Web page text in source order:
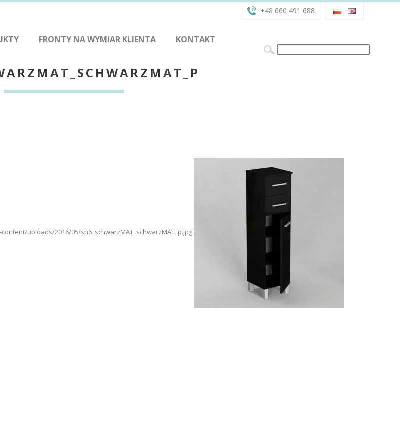
FRONTY NA WYMIAR KLIENTA KONTAKT
+48 660 491 688
uploads/2016/05/sn6_schwarzMAT_schwarzMAT_p.jpg'